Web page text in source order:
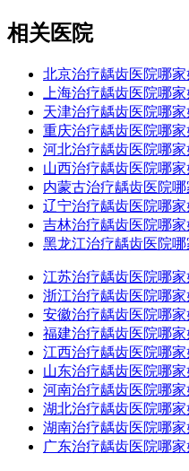
相关医院
北京治疗龋齿医院哪家
上海治疗龋齿医院哪
天津治疗龋齿医院哪家
重庆治疗龋齿医院哪家
河北治疗龋齿医院哪家
山西治疗龋齿医院哪家
内蒙古治疗龋齿医院
辽宁治疗龋齿医院哪家
吉林治疗龋齿医院哪家
黑龙江治疗龋齿医院
江苏治疗龋齿医院哪家
浙江治疗龋齿医院哪家
安徽治疗龋齿医院哪家
福建治疗龋齿医院哪家
江西治疗龋齿医院哪家
山东治疗龋齿医院哪家
河南治疗龋齿医院哪家
湖北治疗龋齿医院哪家
湖南治疗龋齿医院哪家
广东治疗龋齿医院哪家